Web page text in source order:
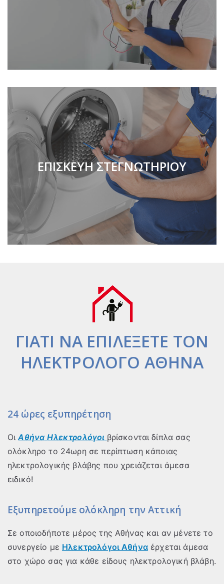
ΕΠΙΣΚΕΥΗ ΣΤΕΓΝΩΤΗΡΙΟΥ
ΓΙΑΤΙ ΝΑ ΕΠΙΛΕΞΕΤΕ ΤΟΝ
ΗΛΕΚΤΡΟΛΟΓΟ ΑΘΗΝΑ
24 ώρες εξυπηρέτηση
ΟιΑθήνα Ηλεκτρολόγοι βρίσκονται δίπλα σας
ολόκληρο το 24ωρη σε περίπτωση κάποιας
ηλεκτρολογικής βλάβης που χρειάζεται άμεσα
ειδικό!
Εξυπηρετούμε ολόκληρη την Αττική
Σε οποιοδήποτε μέρος της Αθήνας και αν μένετε το
συνεργείο με Ηλεκτρολόγοι Αθήναέρχεται άμεσα
στο χώρο σας για κάθε είδους ηλεκτρολογική βλάβη.